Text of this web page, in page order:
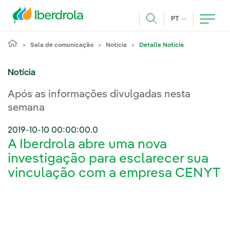
PT IDIOMA ATUAL,
Sala de comunicação Notícia Detalle Notícia
Notícia
Após as informações divulgadas nesta
semana
2019-10-10 00:00:00.0
A Iberdrola abre uma nova
investigação para esclarecer sua
vinculação com a empresa CENYT